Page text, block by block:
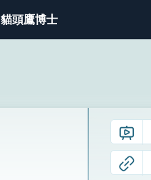
貓頭鷹博士